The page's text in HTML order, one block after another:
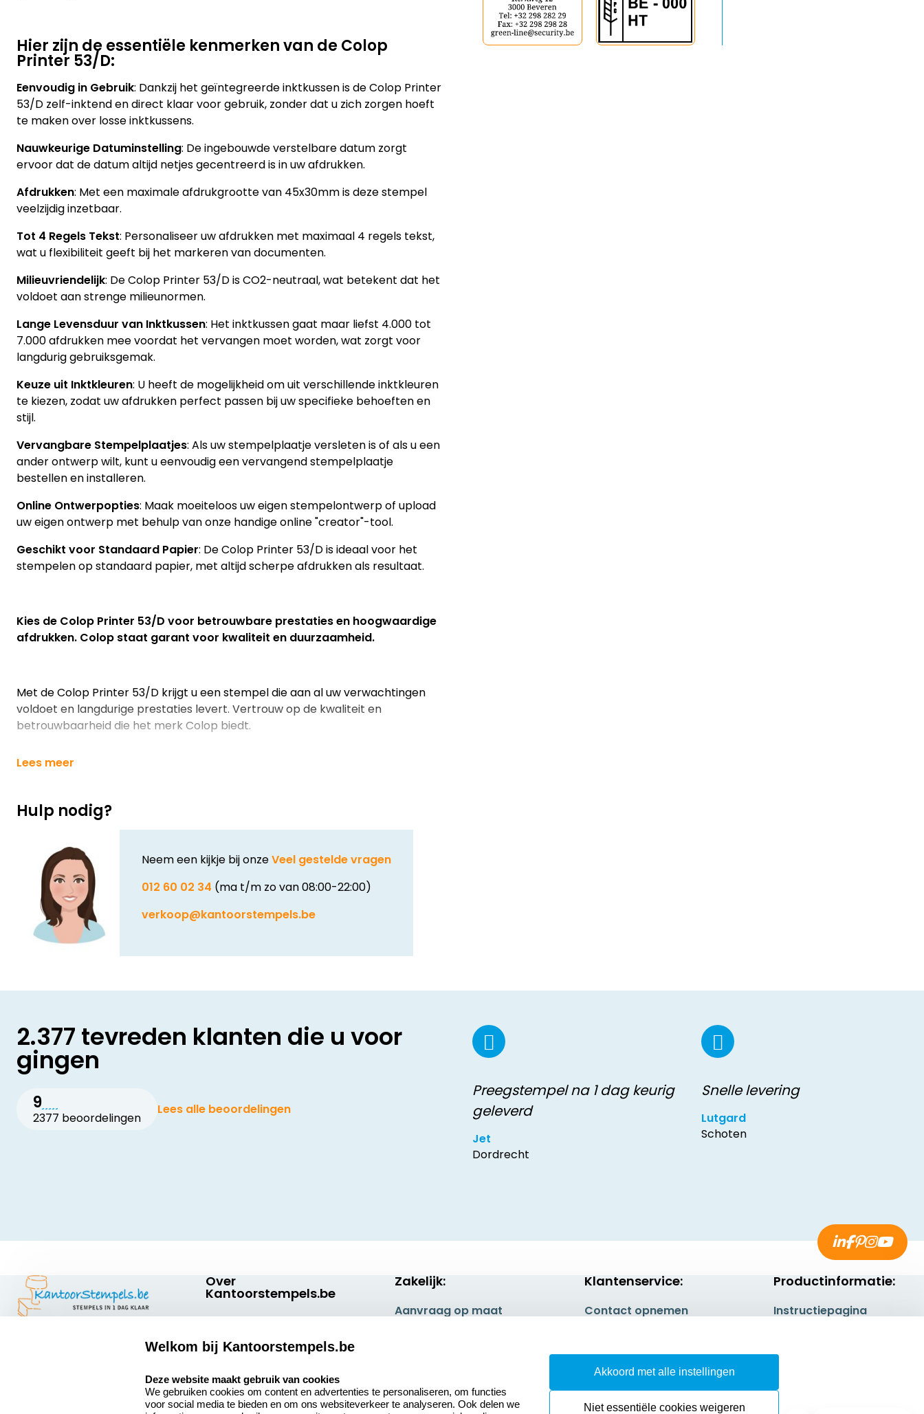
Hier zijn de essentiële kenmerken van de Colop
Printer 53/D:
Eenvoudig in Gebruik: Dankzij het geïntegreerde inktkussen is de Colop Printer
53/D zelf-inktend en direct klaar voor gebruik, zonder dat u zich zorgen hoeft
te maken over losse inktkussens.
Nauwkeurige Datuminstelling: De ingebouwde verstelbare datum zorgt
ervoor dat de datum altijd netjes gecentreerd is in uw afdrukken.
Afdrukken: Met een maximale afdrukgrootte van 45x30mm is deze stempel
veelzijdig inzetbaar.
Tot 4 Regels Tekst: Personaliseer uw afdrukken met maximaal 4 regels tekst,
wat u flexibiliteit geeft bij het markeren van documenten.
Milieuvriendelijk: De Colop Printer 53/D is CO2-neutraal, wat betekent dat het
voldoet aan strenge milieunormen.
Lange Levensduur van Inktkussen: Het inktkussen gaat maar liefst 4.000 tot
7.000 afdrukken mee voordat het vervangen moet worden, wat zorgt voor
langdurig gebruiksgemak.
Keuze uit Inktkleuren: U heeft de mogelijkheid om uit verschillende inktkleuren
te kiezen, zodat uw afdrukken perfect passen bij uw specifieke behoeften en
stijl.
Vervangbare Stempelplaatjes: Als uw stempelplaatje versleten is of als u een
ander ontwerp wilt, kunt u eenvoudig een vervangend stempelplaatje
bestellen en installeren.
Online Ontwerpopties: Maak moeiteloos uw eigen stempelontwerp of upload
uw eigen ontwerp met behulp van onze handige online "creator"-tool.
Geschikt voor Standaard Papier: De Colop Printer 53/D is ideaal voor het
stempelen op standaard papier, met altijd scherpe afdrukken als resultaat.
Kies de Colop Printer 53/D voor betrouwbare prestaties en hoogwaardige
afdrukken. Colop staat garant voor kwaliteit en duurzaamheid.
Met de Colop Printer 53/D krijgt u een stempel die aan al uw verwachtingen
voldoet en langdurige prestaties levert. Vertrouw op de kwaliteit en
betrouwbaarheid die het merk Colop biedt.
Lees meer
Hulp nodig?
Neem een kijkje bij onzeVeel gestelde vragen
012 60 02 34 (ma t/m zo van 08:00-22:00)
verkoop@kantoorstempels.be
2.377 tevreden klanten die u voor
gingen
9
2377 beoordelingen
Lees alle beoordelingen
Preegstempel na 1 dag keurig
geleverd
Jet
Dordrecht
Snelle levering
Lutgard
Schoten
Kantoorstempels.be
Over
Kantoorstempels.be
Bedrijfsgegevens
Extra informatie
Onze vacatures
Zakelijk:
Aanvraag op maat
Klantenservice:
Contact opnemen
Herroepingsrecht
Productinformatie:
Instructiepagina
Safety Sheets
Sitemap
Welkom bij Kantoorstempels.be
Deze website maakt gebruik van cookies
We gebruiken cookies om content en advertenties te personaliseren, om functies
voor social media te bieden en om ons websiteverkeer te analyseren. Ook delen we
Akkoord met alle instellingen
Niet essentiële cookies weigeren